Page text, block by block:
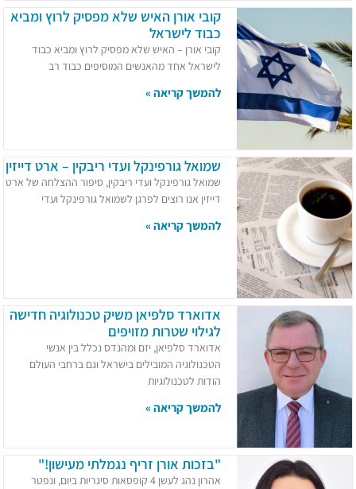
קובי אורן האיש שלא מפסיק לרוץ ומביא
כבוד לישראל
קובי אורן – האיש שלא מפסיק לרוץ ומביא כבוד
לישראל אחד מהאנשים המוסיפים כבוד רב
להמשך קריאה »
שמואל גורפינקל ועדי ריבקין – ארט דייזין
שמואל גורפינקל ועדי ריבקין, סיפור ההצלחה של ארט
דייזין אנו רוצים לפרגן לשמואל גורפינקל ועדי
להמשך קריאה »
אדוארד סלפיאן משיק טכנולוגיה חדישה
לגילוי שטרות מזויפים
אדוארד סלפיאן, יזם ומהנדס נכלל בין אנשי
הטכנולוגיה המובילים בישראל וגם ברחבי העולם
הודות לטכנולוגיות
להמשך קריאה »
"בזכות אורן זריף נגמלתי מעישון!"
אהרון נהג לעשן 4 קופסאות סיגריות ביום, ונפטר